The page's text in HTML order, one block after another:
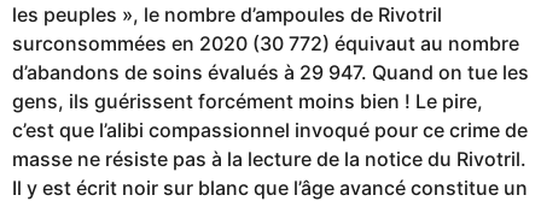
les peuples », le nombre d’ampoules de Rivotril
surconsommées en 2020 (30 772) équivaut au nombre
d’abandons de soins évalués à 29 947. Quand on tue les
gens, ils guérissent forcément moins bien ! Le pire,
c’est que l’alibi compassionnel invoqué pour ce crime de
masse ne résiste pas à la lecture de la notice du Rivotril.
Il y est écrit noir sur blanc que l’âge avancé constitue un